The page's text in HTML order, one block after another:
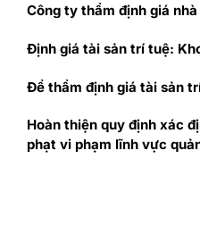
Công ty thẩm định giá
Định giá tài sản trí tuệ:
Để thẩm định giá tài sản
Hoàn thiện quy định xác
phạt vi phạm lĩnh vực